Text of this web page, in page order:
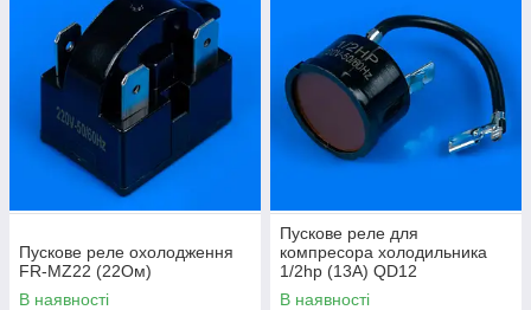
Пускове реле охолодження
FR-MZ22 (22Ом)
В наявності
Пускове реле для
компресора холодильника
1/2hp (13А) QD12
В наявності